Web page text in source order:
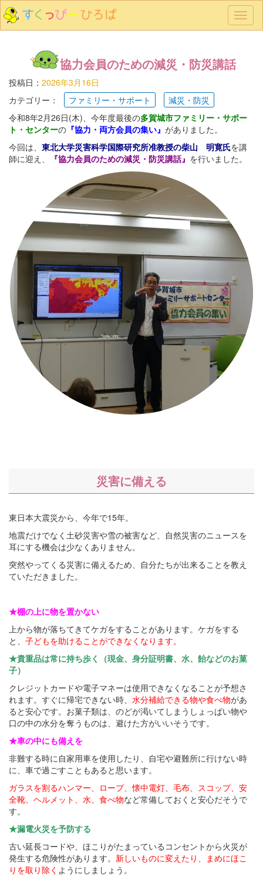
メ
ニ
協力会員のための減災・防災講話
投稿日： 2026年3月16日
カテゴリー：
ファミリー・サポート
減災・防災
令和8年2月26日(木)、今年度最後の多賀城市ファミリー・サポー
ト・センターの 『協力・両方会員の集い』 がありました。
今回は、 東北大学災害科学国際研究所准教授の柴山 明寛氏を講
師に迎え、
『協力会員のための減災・防災講話』 を行いました。
災害に備える
東日本大震災から、今年で15年。
地震だけでなく土砂災害や雪の被害など、自然災害のニュースを
耳にする機会は少なくありません。
突然やってくる災害に備えるため、自分たちが出来ることを教え
ていただきました。
★棚の上に物を置かない
上から物が落ちてきてケガをすることがあります。ケガをする
と、 子どもを助けることができなくなります。
★貴重品は常に持ち歩く（現金、身分証明書、水、飴などのお菓
子）
クレジットカードや電子マネーは使用できなくなることが予想さ
れます。すぐに帰宅できない時、 水分補給できる物や食べ物があ
ると安心です。お菓子類は、のどが渇いてしまうしょっぱい物や
口の中の水分を奪うものは、避けた方がいいそうです。
★車の中にも備えを
非難する時に自家用車を使用したり、自宅や避難所に行けない時
に、車で過ごすこともあると思います。
ガラスを割るハンマー、ロープ、懐中電灯、毛布、スコップ、安
全靴、ヘルメット、水、食べ物など常備しておくと安心だそうで
す。
★漏電火災を予防する
古い延長コードや、ほこりがたまっているコンセントから火災が
発生する危険性があります。 新しいものに変えたり、まめにほこ
りを取り除く ようにしましょう。